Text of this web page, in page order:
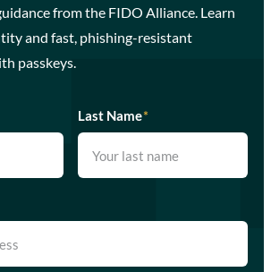
from the FIDO Alliance. Learn
and fast, phishing-resistant
passkeys.
Last Name*